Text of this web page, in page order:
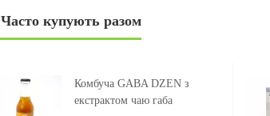
Часто купують разом
Комбуча GABA DZEN з
екстрактом чаю габа